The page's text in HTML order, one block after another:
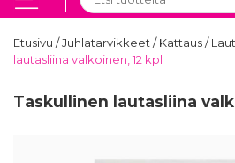
Etusivu /Juhlatarvikkeet/Kattaus/
lautasliina valkoinen, 12 kpl
Taskullinen lautasliina